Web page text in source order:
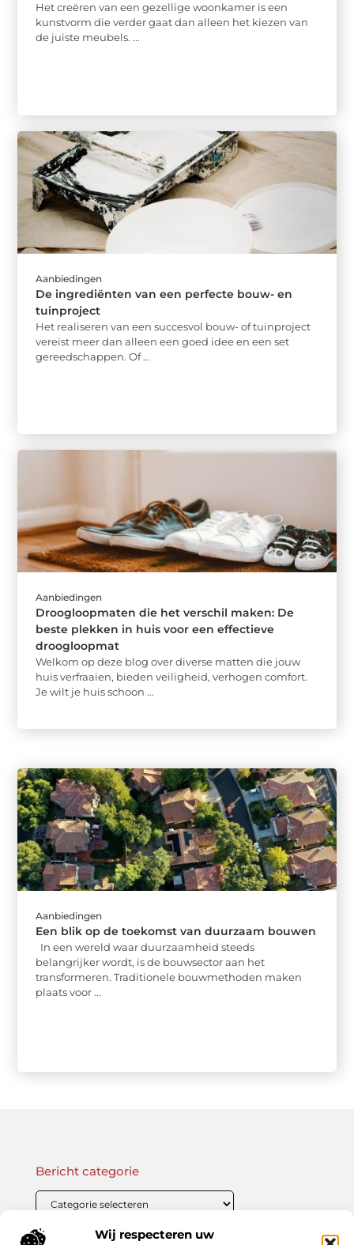
Wij respecteren uw
Het creëren van een gezellige woonkamer is een
kunstvorm die verder gaat dan alleen het kiezen van
de juiste meubels. ...
Aanbiedingen
De ingrediënten van een perfecte bouw- en
tuinproject
Het realiseren van een succesvol bouw- of tuinproject
vereist meer dan alleen een goed idee en een set
gereedschappen. Of ...
Aanbiedingen
Droogloopmaten die het verschil maken: De
beste plekken in huis voor een effectieve
droogloopmat
Welkom op deze blog over diverse matten die jouw
huis verfraaien, bieden veiligheid, verhogen comfort.
Je wilt je huis schoon ...
Aanbiedingen
Een blik op de toekomst van duurzaam bouwen
In een wereld waar duurzaamheid steeds
belangrijker wordt, is de bouwsector aan het
transformeren. Traditionele bouwmethoden maken
plaats voor ...
Bericht categorie